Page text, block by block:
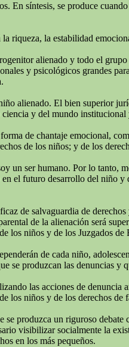
En síntesis, se produce
riqueza, la estabilidad
alienado y todo el
y psicológicos grandes
alienado. El bien superior
y del mundo institucional
de chantaje emocional,
de los niños; y de los
ser humano. Por lo tanto,
el futuro desarrollo del niño
de salvaguardia de
de la alienación será
los niños y de los Juzgados de
de cada niño,
se produzcan las
las acciones de
los niños y de los derechos de
se produzca un riguroso
visibilizar socialmente la
en los más pequeños.